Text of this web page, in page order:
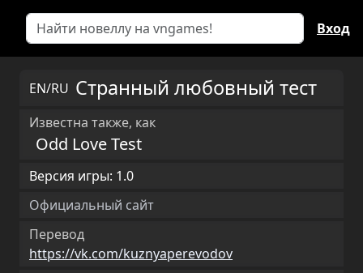
Вход
EN/RU Странный любовный тест
Известна также, как
Odd Love Test
Версия игры: 1.0
Официальный сайт
Перевод
https://vk.com/kuznyaperevodov